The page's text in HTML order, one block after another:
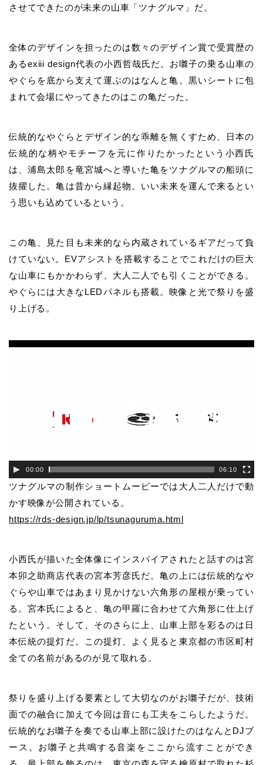
させてできたのが未来の山車「ツナグルマ」だ。
全体のデザインを担ったのは数々のデザイン賞で受賞歴の
あるexiii design代表の小西哲哉氏だ。お囃子の乗る山車の
やぐらを底から支えて運ぶのはなんと亀。黒いシートに包
まれて会場にやってきたのはこの亀だった。
伝統的なやぐらとデザイン的な乖離を無くすため、日本の
伝統的な柄やモチーフを元に作りたかったという小西氏
は、浦島太郎を竜宮城へと導いた亀をツナグルマの船頭に
抜擢した。亀は昔から縁起物。いい未来を運んで来るとい
う思いも込めているという。
この亀、見た目も未来的なら内蔵されているギアだって負
けていない。EVアシストを搭載することでこれだけの巨大
な山車にもかかわらず、大人二人でも引くことができる。
やぐらには大きなLEDパネルも搭載。映像と光で祭りを盛
り上げる。
動
00:00 06:10
ツナグルマの制作ショートムービーでは大人二人だけで動
かす映像が公開されている。
https://rds-design.jp/lp/tsunaguruma.html
小西氏が描いた全体像にインスパイアされたと話すのは宮
本卯之助商店代表の宮本芳彦氏だ。亀の上には伝統的なや
ぐらや山車ではあまり見かけない六角形の屋根が乗ってい
る。宮本氏によると、亀の甲羅に合わせて六角形に仕上げ
たという。そして、そのさらに上、山車上部を彩るのは日
本伝統の提灯だ。この提灯、よく見ると東京都の市区町村
全ての名前があるのが見て取れる。
祭りを盛り上げる要素として大切なのがお囃子だが、技術
面での融合に加えて今回は音にも工夫をこらしたようだ。
伝統的なお囃子を奏でる山車上部に設けたのはなんとDJブ
ース。お囃子と共鳴する音楽をここから流すことができ